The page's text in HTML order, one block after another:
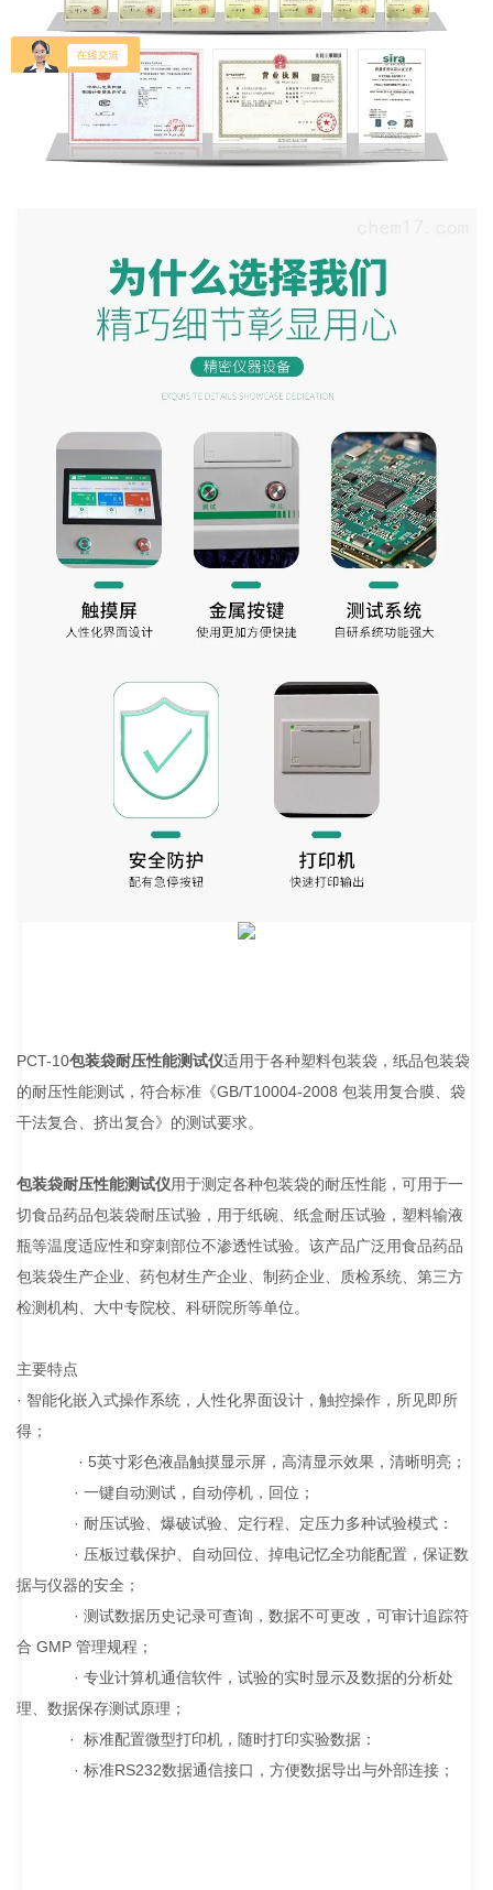
PCT-10包装袋耐压性能测试仪适用于各种塑料包装袋，纸品包装袋
的耐压性能测试，符合标准《GB/T10004-2008 包装用复合膜、袋
干法复合、挤出复合》的测试要求。
包装袋耐压性能测试仪用于测定各种包装袋的耐压性能，可用于一
切食品药品包装袋耐压试验，用于纸碗、纸盒耐压试验，塑料输液
瓶等温度适应性和穿刺部位不渗透性试验。该产品广泛用食品药品
包装袋生产企业、药包材生产企业、制药企业、质检系统、第三方
检测机构、大中专院校、科研院所等单位。
主要特点
· 智能化嵌入式操作系统，人性化界面设计，触控操作，所见即所
得；
·5英寸彩色液晶触摸显示屏，高清显示效果，清晰明亮；
·一键自动测试，自动停机，回位；
· 耐压试验、爆破试验、定行程、定压力多种试验模式：
· 压板过载保护、自动回位、掉电记忆全功能配置，保证数
据与仪器的安全；
·测试数据历史记录可查询，数据不可更改，可审计追踪符
合 GMP 管理规程；
·专业计算机通信软件，试验的实时显示及数据的分析处
理、数据保存测试原理；
·标准配置微型打印机，随时打印实验数据：
·标准RS232数据通信接口，方便数据导出与外部连接；